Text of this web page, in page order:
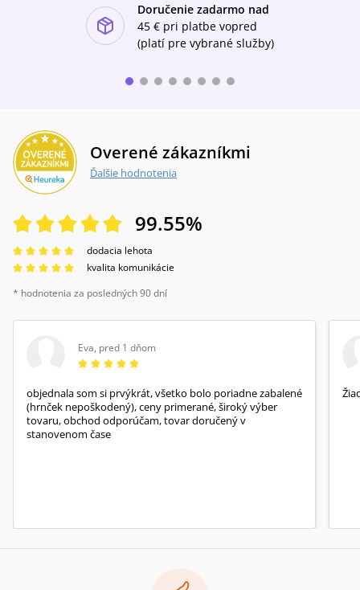
Doručenie zadarmo nad
45 € pri platbe vopred
(platí pre vybrané služby)
Overené zákazníkmi
Ďalšie hodnotenia
99.55%
dodacia lehota
kvalita komunikácie
* hodnotenia za posledných 90 dní
Eva, pred 1 dňom
objednala som si prvýkrát, všetko bolo poriadne zabalené
(hrnček nepoškodený), ceny primerané, široký výber
tovaru, obchod odporúčam, tovar doručený v
stanovenom čase